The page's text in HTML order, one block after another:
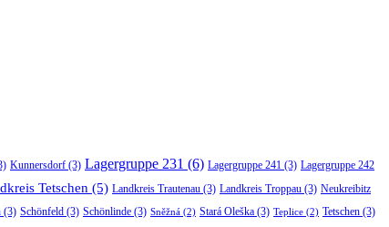
Kunnersdorf (3) Lagergruppe 231 (6) Lagergruppe 241 (3) Lagergruppe 242
Tetschen (5) Landkreis Trautenau (3) Landkreis Troppau (3) Neukreibitz
(3) Schönfeld (3) Schönlinde (3) Sněžná (2) Stará Oleška (3) Teplice (2) Tetschen (3)